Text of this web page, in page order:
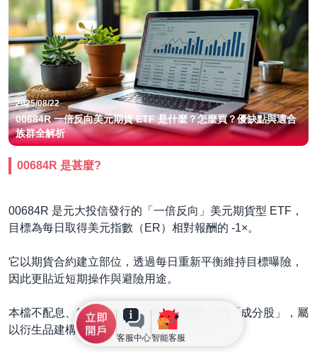
客服中心智能客服
2025/08/22
00684R 一倍反向美元期貨 ETF 是什麼？怎麼買？優缺點與適合
族群全解析
00684R 是甚麼?
00684R 是元大投信發行的「一倍反向」美元期貨型 ETF，
目標為每日取得美元指數（ER）相對報酬的 -1×。
它以期貨合約建立部位，透過每日重新平衡維持目標曝險，
因此更貼近短期操作與避險用途。
本檔不配息、管理費 0.8%，無傳統意義上的「成分股」，屬
以衍生品建構的指數追蹤工具。